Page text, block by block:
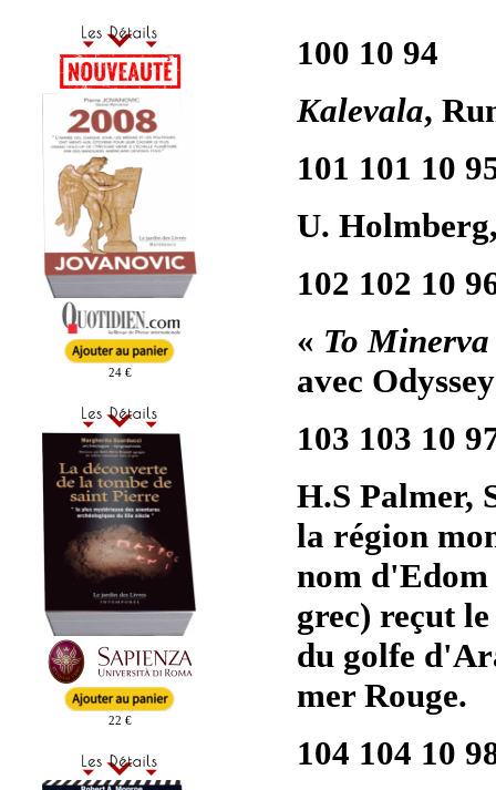
24 €
22 €
100 10 94
Kalevala,
101 101 10
U.
102 102 10
« To Minerva
avec
103 103 10
H.S Palmer,
la région
nom
grec) reçut
du golfe
mer Rouge.
104 104 10